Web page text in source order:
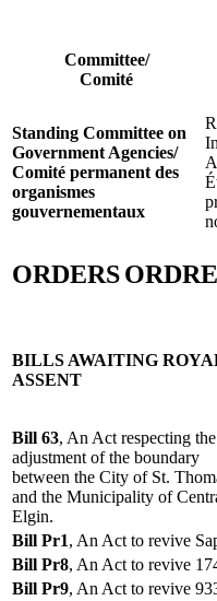
Committee/
Comité
Standing Committee on
Government Agencies/
Comité permanent des
organismes
gouvernementaux
ORDERS
BILLS AWAITING
ASSENT
Bill 63, An Act respecting the
adjustment of the boundary
between the City of St.
and the Municipality of
Elgin.
Bill Pr1, An Act to revive
Bill Pr8, An Act to revive
Bill Pr9, An Act to revive